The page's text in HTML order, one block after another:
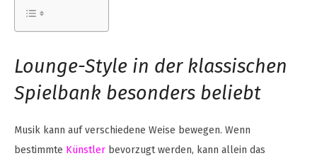
Lounge-Style in der klassischen
Spielbank besonders beliebt
Musik kann auf verschiedene Weise bewegen. Wenn
bestimmte Künstler bevorzugt werden, kann allein das